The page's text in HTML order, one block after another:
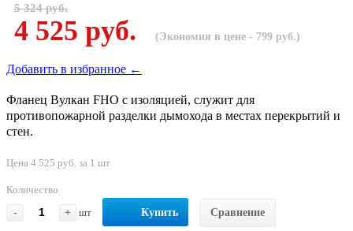
5 324 руб.
4 525 руб. (Экономия в цене - 799 руб.)
Добавить в избранное ←
Фланец Вулкан FHO с изоляцией, служит для
противопожарной разделки дымохода в местах перекрытий и
стен.
Цена 4 525 руб. за 1 шт
Количество
-
+ шт Купить Сравнение